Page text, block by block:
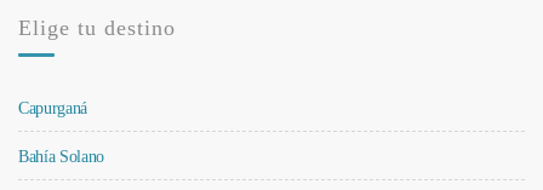
Elige tu destino
Capurganá
Bahía Solano